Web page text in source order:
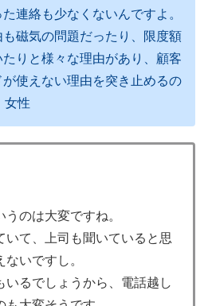
連絡も少なくないんですよ。
磁気の問題だったり、限度額
りと様々な理由があり、顧客
使えない理由を突き止めるの
女性
のは大変ですね。
いて、上司も聞いていると思
いですし。
いるでしょうから、電話越し